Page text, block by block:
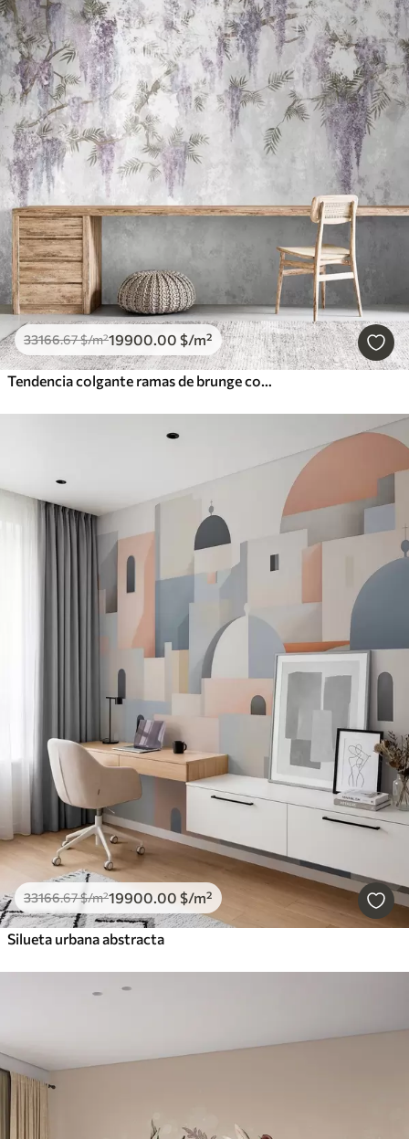
33166.67$/m²19900.00 $/m²
Tendencia colgante ramas de brunge con colores morados
33166.67$/m²19900.00 $/m²
Silueta urbana abstracta